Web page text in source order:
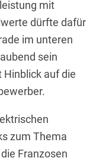
mit
dürfte dafür
im unteren
sein
auf die
zum Thema
Franzosen